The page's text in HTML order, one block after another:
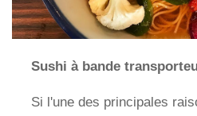
Sushi à bande
Si l'une des principales